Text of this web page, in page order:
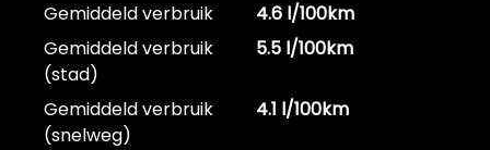
Gemiddeld verbruik
4.6 l/100km
Gemiddeld verbruik
(stad)
5.5 l/100km
Gemiddeld verbruik
(snelweg)
4.1 l/100km